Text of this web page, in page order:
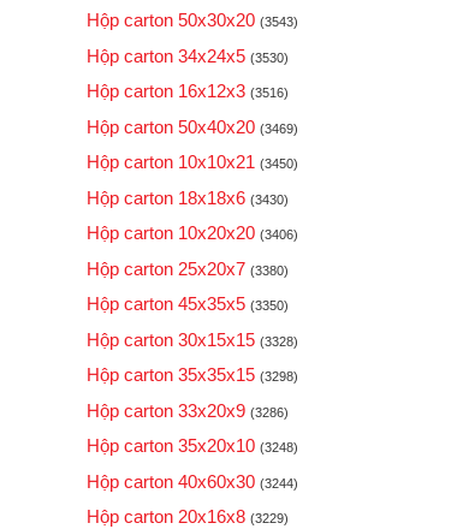
Hộp carton 50x30x20 (3543)
Hộp carton 34x24x5 (3530)
Hộp carton 16x12x3 (3516)
Hộp carton 50x40x20 (3469)
Hộp carton 10x10x21 (3450)
Hộp carton 18x18x6 (3430)
Hộp carton 10x20x20 (3406)
Hộp carton 25x20x7 (3380)
Hộp carton 45x35x5 (3350)
Hộp carton 30x15x15 (3328)
Hộp carton 35x35x15 (3298)
Hộp carton 33x20x9 (3286)
Hộp carton 35x20x10 (3248)
Hộp carton 40x60x30 (3244)
Hộp carton 20x16x8 (3229)